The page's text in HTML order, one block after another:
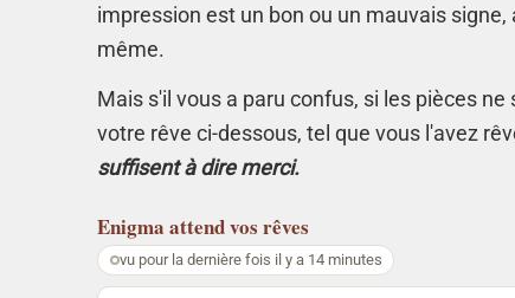
impression est un bon ou un mauvais
même.
Mais s'il vous a paru confus, si les pièces
votre rêve ci-dessous, tel que vous l'avez
suffisent à dire merci.
Enigma attend vos rêves
vu pour la dernière fois il y a 14 minutes